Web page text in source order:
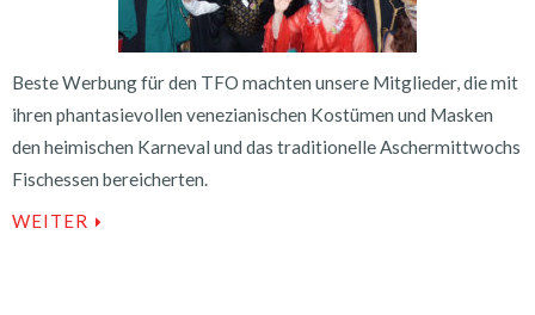
Beste Werbung für den TFO machten unsere Mitglieder, die mit
ihren phantasievollen venezianischen Kostümen und Masken
den heimischen Karneval und das traditionelle Aschermittwochs
Fischessen bereicherten.
WEITER